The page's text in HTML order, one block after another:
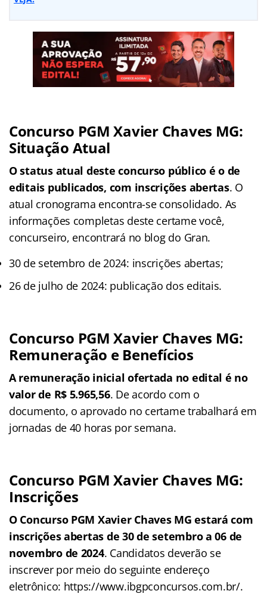
Concurso PGM Xavier Chaves MG:
Situação Atual
O status atual deste concurso público é o de
editais publicados, com inscrições abertas. O
atual cronograma encontra-se consolidado. As
informações completas deste certame você,
concurseiro, encontrará no blog do Gran.
30 de setembro de 2024: inscrições abertas;
26 de julho de 2024: publicação dos editais.
Concurso PGM Xavier Chaves MG:
Remuneração e Benefícios
A remuneração inicial ofertada no edital é no
valor de R$ 5.965,56. De acordo com o
documento, o aprovado no certame trabalhará em
jornadas de 40 horas por semana.
Concurso PGM Xavier Chaves MG:
Inscrições
O Concurso PGM Xavier Chaves MG estará com
inscrições abertas de 30 de setembro a 06 de
novembro de 2024. Candidatos deverão se
inscrever por meio do seguinte endereço
eletrônico: https://www.ibgpconcursos.com.br/.